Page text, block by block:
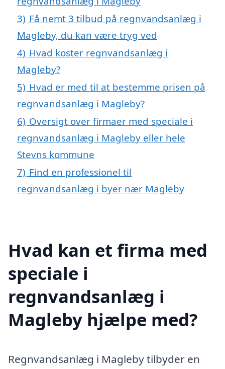
3) Få nemt 3 tilbud på regnvandsanlæg i
Magleby, du kan være tryg ved
4) Hvad koster regnvandsanlæg i
Magleby?
5) Hvad er med til at bestemme prisen på
regnvandsanlæg i Magleby?
6) Oversigt over firmaer med speciale i
regnvandsanlæg i Magleby eller hele
Stevns kommune
7) Find en professionel til
regnvandsanlæg i byer nær Magleby
Hvad kan et firma med
speciale i
regnvandsanlæg i
Magleby hjælpe med?
Regnvandsanlæg i Magleby tilbyder en